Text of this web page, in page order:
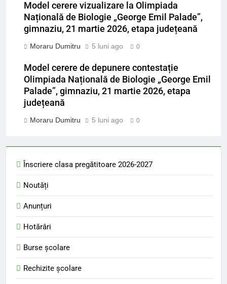
Model cerere vizualizare la Olimpiada
Națională de Biologie „George Emil Palade”,
gimnaziu, 21 martie 2026, etapa județeană
Moraru Dumitru 5 luni ago 0
Model cerere de depunere contestație
Olimpiada Națională de Biologie „George Emil
Palade”, gimnaziu, 21 martie 2026, etapa
județeană
Moraru Dumitru 5 luni ago 0
Înscriere clasa pregătitoare 2026-2027
Noutăți
Anunțuri
Hotărâri
Burse școlare
Rechizite școlare